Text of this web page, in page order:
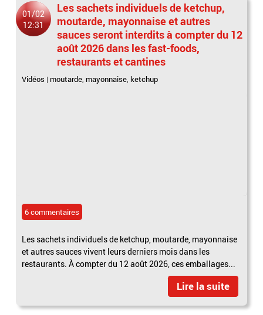
01/02
12:31
Les sachets individuels de ketchup,
moutarde, mayonnaise et autres
sauces seront interdits à compter du 12
août 2026 dans les fast-foods,
restaurants et cantines
Vidéos | moutarde, mayonnaise, ketchup
6 commentaires
Les sachets individuels de ketchup, moutarde, mayonnaise
et autres sauces vivent leurs derniers mois dans les
restaurants. À compter du 12 août 2026, ces emballages...
Lire la suite